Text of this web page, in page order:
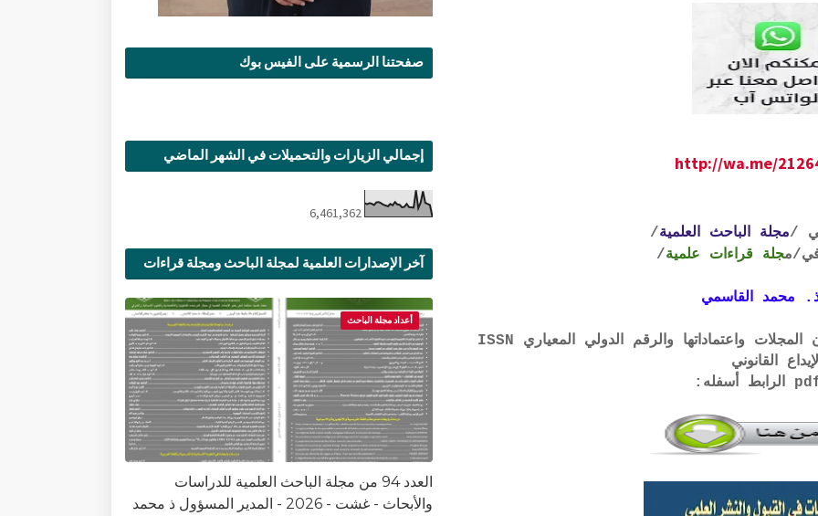
http://wa.me/
/مجلة الباحث العلمية/
/مجلة قراءات علمية/
محمد القاسمي
لتحميل لائحة الشروط والتعرف على لجان المجلات واعتماداتها والرقم الدولي المعياري ISSN
القانوني
صفحتنا الرسمية على الفيس بوك
إجمالي الزيارات والتحميلات في الشهر الماضي
6,461,362
آخر الإصدارات العلمية لمجلة الباحث ومجلة قراءات
أعداد مجلة الباحث
العدد 94 من مجلة الباحث العلمية للدراسات
والأبحاث - غشت - 2026 - المدير المسؤول ذ محمد